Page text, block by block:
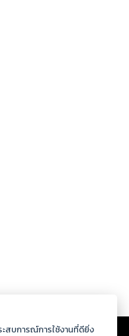
น์โหลด
ะสบการณ์การใช้งานที่ดียิ่ง